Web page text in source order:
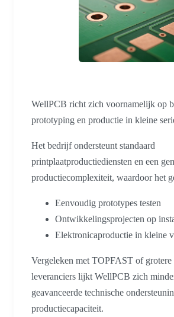
WellPCB richt zich voornamelijk op
prototyping en productie in kleine
Het bedrijf ondersteunt standaard
printplaatproductiediensten en een
productiecomplexiteit, waardoor het
Eenvoudig prototypes testen
Ontwikkelingsprojecten op
Elektronicaproductie in kleine
Vergeleken met TOPFAST of grotere
leveranciers lijkt WellPCB zich
geavanceerde technische
productiecapaciteit.